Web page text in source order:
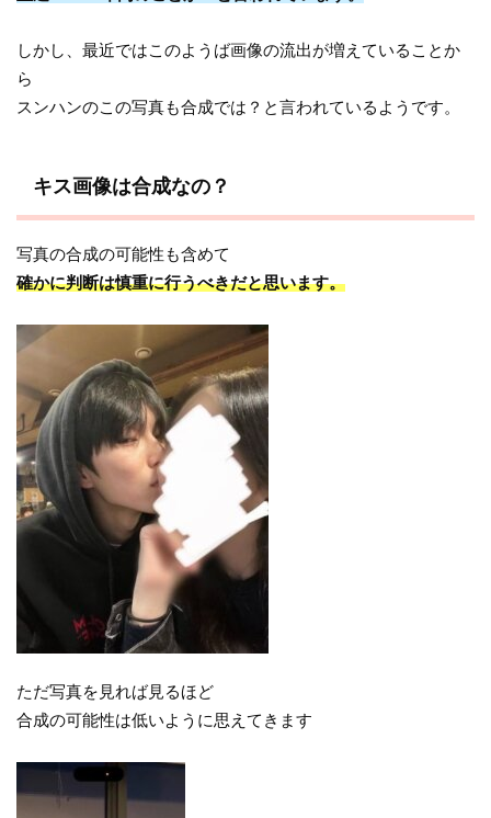
しかし、最近ではこのようば画像の流出が増えていることか
ら
スンハンのこの写真も合成では？と言われているようです。
キス画像は合成なの？
写真の合成の可能性も含めて
確かに判断は慎重に行うべきだと思います。
ただ写真を見れば見るほど
合成の可能性は低いように思えてきます